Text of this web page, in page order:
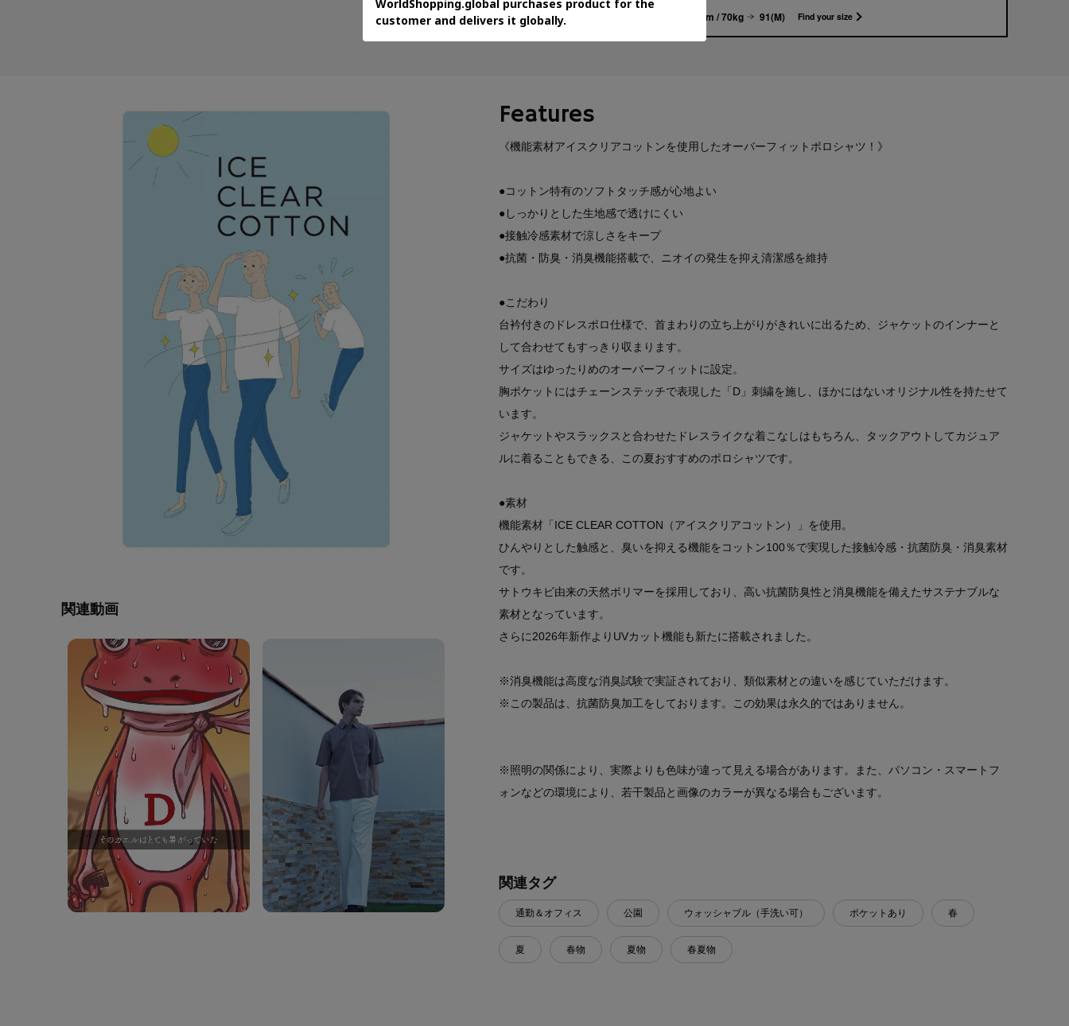
173cm / 70kg 91(M) Find your size
Features
《機能素材アイスクリアコットンを使用したオーバーフィットポロシャツ！》
●コットン特有のソフトタッチ感が心地よい
●しっかりとした生地感で透けにくい
●接触冷感素材で涼しさをキープ
●抗菌・防臭・消臭機能搭載で、ニオイの発生を抑え清潔感を維持
●こだわり
台衿付きのドレスポロ仕様で、首まわりの立ち上がりがきれいに出るため、ジャケットのインナーと
して合わせてもすっきり収まります。
サイズはゆったりめのオーバーフィットに設定。
胸ポケットにはチェーンステッチで表現した「D」刺繍を施し、ほかにはないオリジナル性を持たせて
います。
ジャケットやスラックスと合わせたドレスライクな着こなしはもちろん、タックアウトしてカジュア
ルに着ることもできる、この夏おすすめのポロシャツです。
●素材
機能素材「ICE CLEAR COTTON（アイスクリアコットン）」を使用。
ひんやりとした触感と、臭いを抑える機能をコットン100％で実現した接触冷感・抗菌防臭・消臭素材
です。
サトウキビ由来の天然ポリマーを採用しており、高い抗菌防臭性と消臭機能を備えたサステナブルな
素材となっています。
さらに2026年新作よりUVカット機能も新たに搭載されました。
※消臭機能は高度な消臭試験で実証されており、類似素材との違いを感じていただけます。
※この製品は、抗菌防臭加工をしております。この効果は永久的ではありません。
※照明の関係により、実際よりも色味が違って見える場合があります。また、パソコン・スマートフ
ォンなどの環境により、若干製品と画像のカラーが異なる場合もございます。
関連タグ
通勤＆オフィス 公園 ウォッシャブル（手洗い可） ポケットあり 春
夏 春物 夏物 春夏物